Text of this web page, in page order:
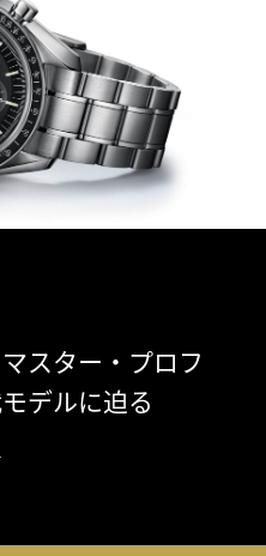
スター・プロフ
デルに迫る